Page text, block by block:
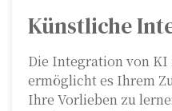
Künstliche
Die Integration von KI
ermöglicht es Ihrem
Ihre Vorlieben zu